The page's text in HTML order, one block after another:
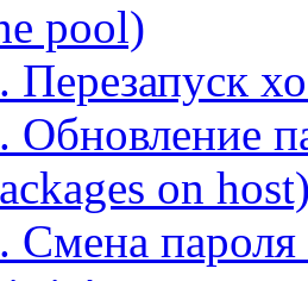
pool)
Перезапуск
Обновление
on
Смена пароля